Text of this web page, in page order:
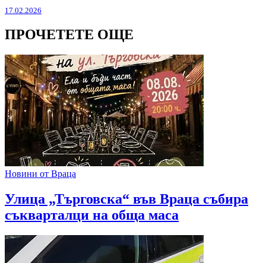
17.02.2026
ПРОЧЕТЕТЕ ОЩЕ
Новини от Враца
Улица „Търговска“ във Враца събира
съкварталци на обща маса